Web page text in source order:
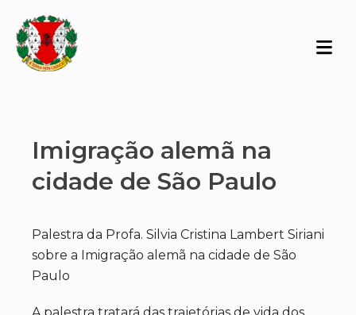
Imigração alemã na
cidade de São Paulo
Palestra da Profa. Silvia Cristina Lambert Siriani
sobre a Imigração alemã na cidade de São
Paulo